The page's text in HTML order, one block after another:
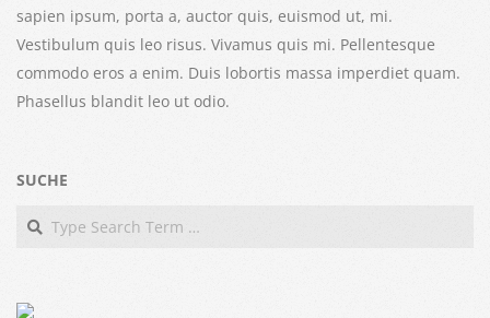
sapien ipsum, porta a, auctor quis, euismod ut, mi.
Vestibulum quis leo risus. Vivamus quis mi. Pellentesque
commodo eros a enim. Duis lobortis massa imperdiet quam.
Phasellus blandit leo ut odio.
SUCHE
Search